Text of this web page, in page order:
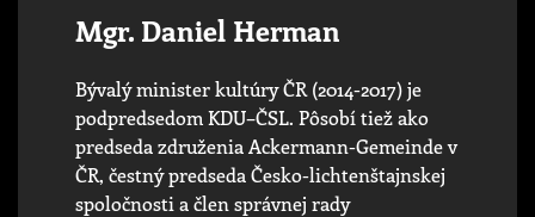
Mgr. Daniel Herman
Bývalý minister kultúry ČR (2014-2017) je
podpredsedom KDU–ČSL. Pôsobí tiež ako
predseda združenia Ackermann-Gemeinde v
ČR, čestný predseda Česko-lichtenštajnskej
spoločnosti a člen správnej rady